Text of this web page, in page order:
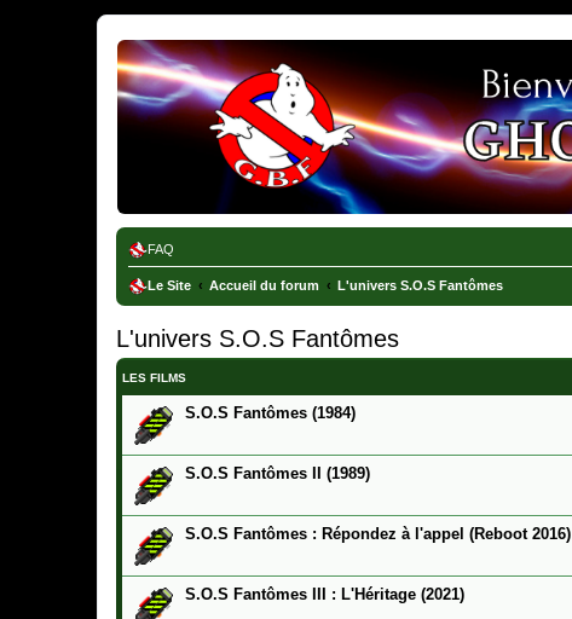
Ghostbusters France
FAQ
Le Site Accueil du forum L'univers S.O.S Fantômes
L'univers S.O.S Fantômes
LES FILMS
S.O.S Fantômes (1984)
S.O.S Fantômes II (1989)
S.O.S Fantômes : Répondez à l'appel (Reboot 2016)
S.O.S Fantômes III : L'Héritage (2021)